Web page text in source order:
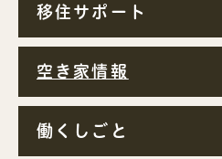
移住サポート
空き家情報
働くしごと